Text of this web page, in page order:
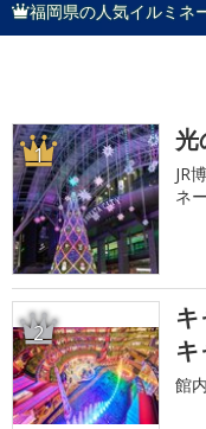
福岡県の人気イルミネ
1 光
JR
ネ
2
館